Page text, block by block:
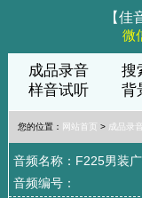
【佳
微
成品录音 搜
样音试听
背
您的位置： 网站首页 > 成品录音
音频名称：F225男装
音频编号：